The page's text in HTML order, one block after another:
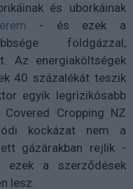
és uborkáinak
- és ezek a
földgázzal,
Az energiaköltségek
40 százalékát teszik
egyik legrizikósabb
Cropping NZ
kockázat nem a
gázárakban rejlik -
ezek a szerződések
lesz.